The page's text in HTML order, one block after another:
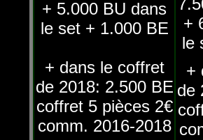
+ 5.000 BU dans
le set + 1.000 BE
+ dans le coffret
de 2018: 2.500 BE
coffret 5 pièces 2€
comm. 2016-2018
+
le
+
de